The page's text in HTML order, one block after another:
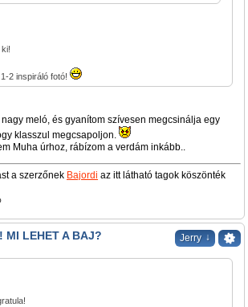
2 inspiráló fotó!
meló, és gyanítom szívesen megcsinálja egy
klasszul megcsapoljon.
Muha úrhoz, rábízom a verdám inkább..
a szerzőnek Bajordi az itt látható tagok köszönték
Jerry ↓
MI LEHET A BAJ?